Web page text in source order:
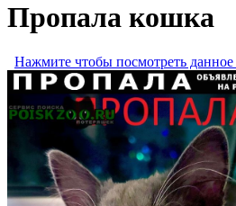
Пропала кошка
Нажмите чтобы посмотреть данное